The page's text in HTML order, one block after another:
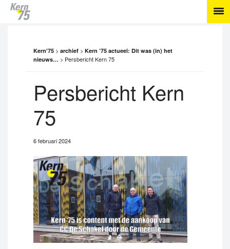
Kern'75 > archief > Kern ’75 actueel: Dit was (in) het
nieuws… > Persbericht Kern 75
Persbericht Kern
75
6 februari 2024